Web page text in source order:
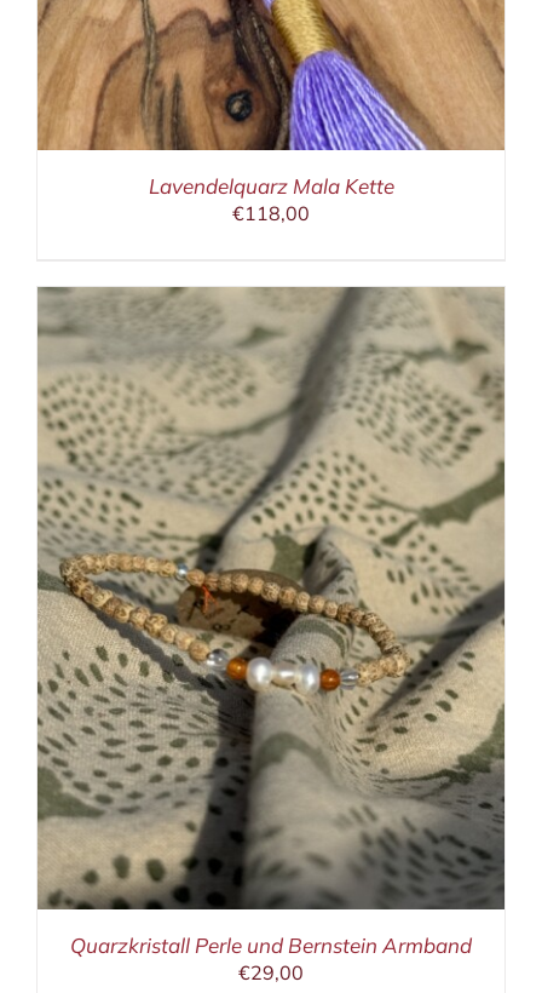
Lavendelquarz Mala Kette
€118,00
Quarzkristall Perle und Bernstein Armband
€29,00